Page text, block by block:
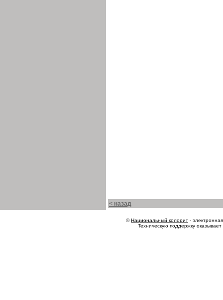
< назад
©Национальный колорит -
Техническую поддержку